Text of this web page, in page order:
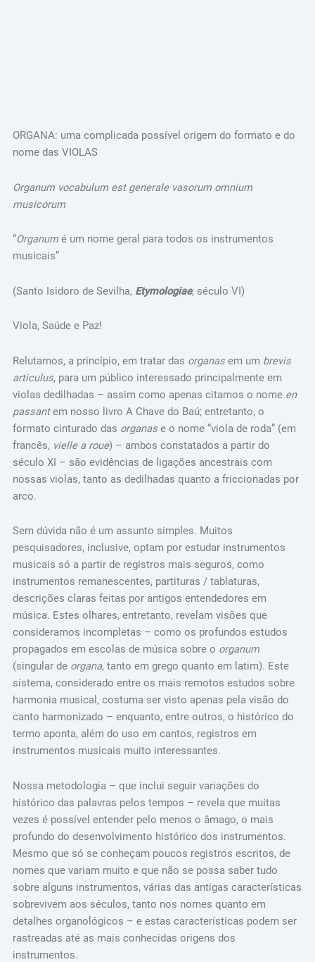
ORGANA: uma complicada possível origem do formato e do
nome das VIOLAS
Organum vocabulum est generale vasorum omnium
musicorum
“Organumé um nome geral para todos os instrumentos
musicais”
(Santo Isidoro de Sevilha, Etymologiae, século VI)
Viola, Saúde e Paz!
Relutamos, a princípio, em tratar das organasem um brevis
articulus, para um público interessado principalmente em
violas dedilhadas – assim como apenas citamos o nome en
passantem nosso livro A Chave do Baú; entretanto, o
formato cinturado das organas e o nome “viola de roda” (em
francês, vielle a roue) – ambos constatados a partir do
século XI – são evidências de ligações ancestrais com
nossas violas, tanto as dedilhadas quanto a friccionadas por
arco.
Sem dúvida não é um assunto simples. Muitos
pesquisadores, inclusive, optam por estudar instrumentos
musicais só a partir de registros mais seguros, como
instrumentos remanescentes, partituras / tablaturas,
descrições claras feitas por antigos entendedores em
música. Estes olhares, entretanto, revelam visões que
consideramos incompletas – como os profundos estudos
propagados em escolas de música sobre o organum
(singular de organa, tanto em grego quanto em latim). Este
sistema, considerado entre os mais remotos estudos sobre
harmonia musical, costuma ser visto apenas pela visão do
canto harmonizado – enquanto, entre outros, o histórico do
termo aponta, além do uso em cantos, registros em
instrumentos musicais muito interessantes.
Nossa metodologia – que inclui seguir variações do
histórico das palavras pelos tempos – revela que muitas
vezes é possível entender pelo menos o âmago, o mais
profundo do desenvolvimento histórico dos instrumentos.
Mesmo que só se conheçam poucos registros escritos, de
nomes que variam muito e que não se possa saber tudo
sobre alguns instrumentos, várias das antigas características
sobrevivem aos séculos, tanto nos nomes quanto em
detalhes organológicos – e estas características podem ser
rastreadas até as mais conhecidas origens dos
instrumentos.